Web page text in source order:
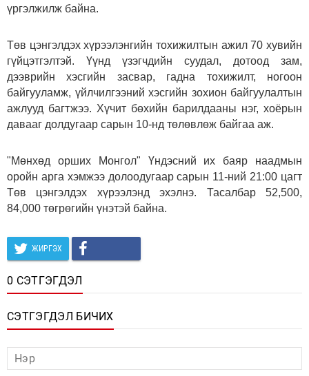
үргэлжилж байна.
Төв цэнгэлдэх хүрээлэнгийн тохижилтын ажил 70 хувийн
гүйцэтгэлтэй. Үүнд үзэгчдийн суудал, дотоод зам,
дээврийн хэсгийн засвар, гадна тохижилт, ногоон
байгууламж, үйлчилгээний хэсгийн зохион байгуулалтын
ажлууд багтжээ. Хүчит бөхийн барилдааны нэг, хоёрын
давааг долдугаар сарын 10-нд төлөвлөж байгаа аж.
"Мөнхөд орших Монгол" Үндэсний их баяр наадмын
оройн арга хэмжээ долоодугаар сарын 11-ний 21:00 цагт
Төв цэнгэлдэх хүрээлэнд эхэлнэ. Тасалбар 52,500,
84,000 төгрөгийн үнэтэй байна.
ЖИРГЭХ
0 СЭТГЭГДЭЛ
СЭТГЭГДЭЛ БИЧИХ